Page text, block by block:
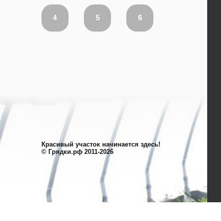
4 5 6
Красивый участок начинается здесь!
© Грядки.рф 2011-2026